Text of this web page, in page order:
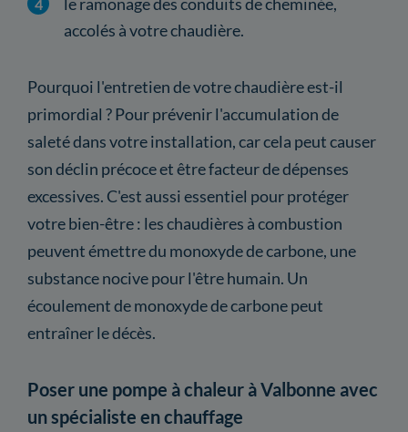
accolés à votre chaudière.
Pourquoi l'entretien de votre chaudière est-il
primordial ? Pour prévenir l'accumulation de
saleté dans votre installation, car cela peut causer
son déclin précoce et être facteur de dépenses
excessives. C'est aussi essentiel pour protéger
votre bien-être : les chaudières à combustion
peuvent émettre du monoxyde de carbone, une
substance nocive pour l'être humain. Un
écoulement de monoxyde de carbone peut
entraîner le décès.
Poser une pompe à chaleur à Valbonne avec
un spécialiste en chauffage